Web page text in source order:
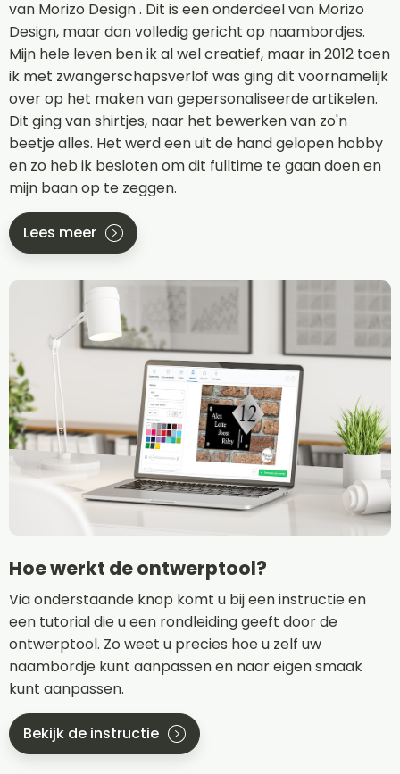
van Morizo Design . Dit is een onderdeel van Morizo
Design, maar dan volledig gericht op naambordjes.
Mijn hele leven ben ik al wel creatief, maar in 2012 toen
ik met zwangerschapsverlof was ging dit voornamelijk
over op het maken van gepersonaliseerde artikelen.
Dit ging van shirtjes, naar het bewerken van zo'n
beetje alles. Het werd een uit de hand gelopen hobby
en zo heb ik besloten om dit fulltime te gaan doen en
mijn baan op te zeggen.
Lees meer
Hoe werkt de ontwerptool?
Via onderstaande knop komt u bij een instructie en
een tutorial die u een rondleiding geeft door de
ontwerptool. Zo weet u precies hoe u zelf uw
naambordje kunt aanpassen en naar eigen smaak
kunt aanpassen.
Bekijk de instructie